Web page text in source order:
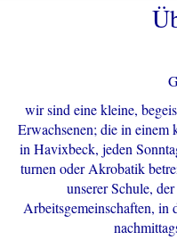
wir sind eine kleine,
Erwachsenen; die in einem
in Havixbeck, jeden
turnen oder Akrobatik
unserer Schule,
Arbeitsgemeinschaften, in